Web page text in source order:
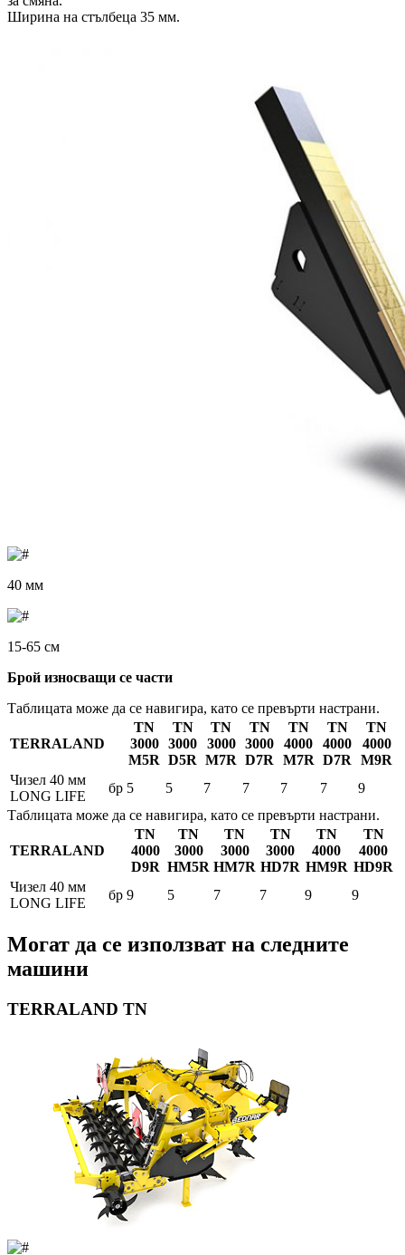
Ширина на стълбеца 35 мм.
40 мм
15-65 см
Брой износващи се части
Таблицата може да се навигира, като се превърти настрани.
TERRALAND
TN
3000
M5R
TN
3000
D5R
TN
3000
M7R
TN
3000
D7R
TN
4000
M7R
TN
4000
D7R
TN
4000
M9R
Чизел 40 мм
LONG LIFE
бр 5 5 7 7 7 7
9
Таблицата може да се навигира, като се превърти настрани.
TERRALAND
TN
4000
D9R
TN
3000
HM5R
TN
3000
HM7R
TN
3000
HD7R
TN
4000
HM9R
TN
4000
HD9R
Чизел 40 мм
LONG LIFE
бр 9 5 7 7 9 9
Могат да се използват на следните
машини
TERRALAND TN